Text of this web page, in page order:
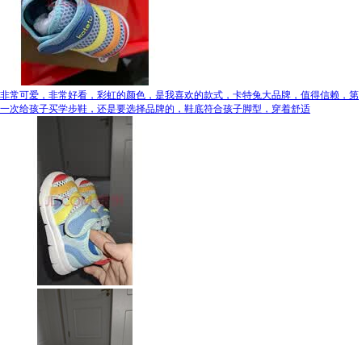
非常可爱，非常好看，彩虹的颜色，是我喜欢的款式，卡特兔大品牌，值得信赖，第
一次给孩子买学步鞋，还是要选择品牌的，鞋底符合孩子脚型，穿着舒适